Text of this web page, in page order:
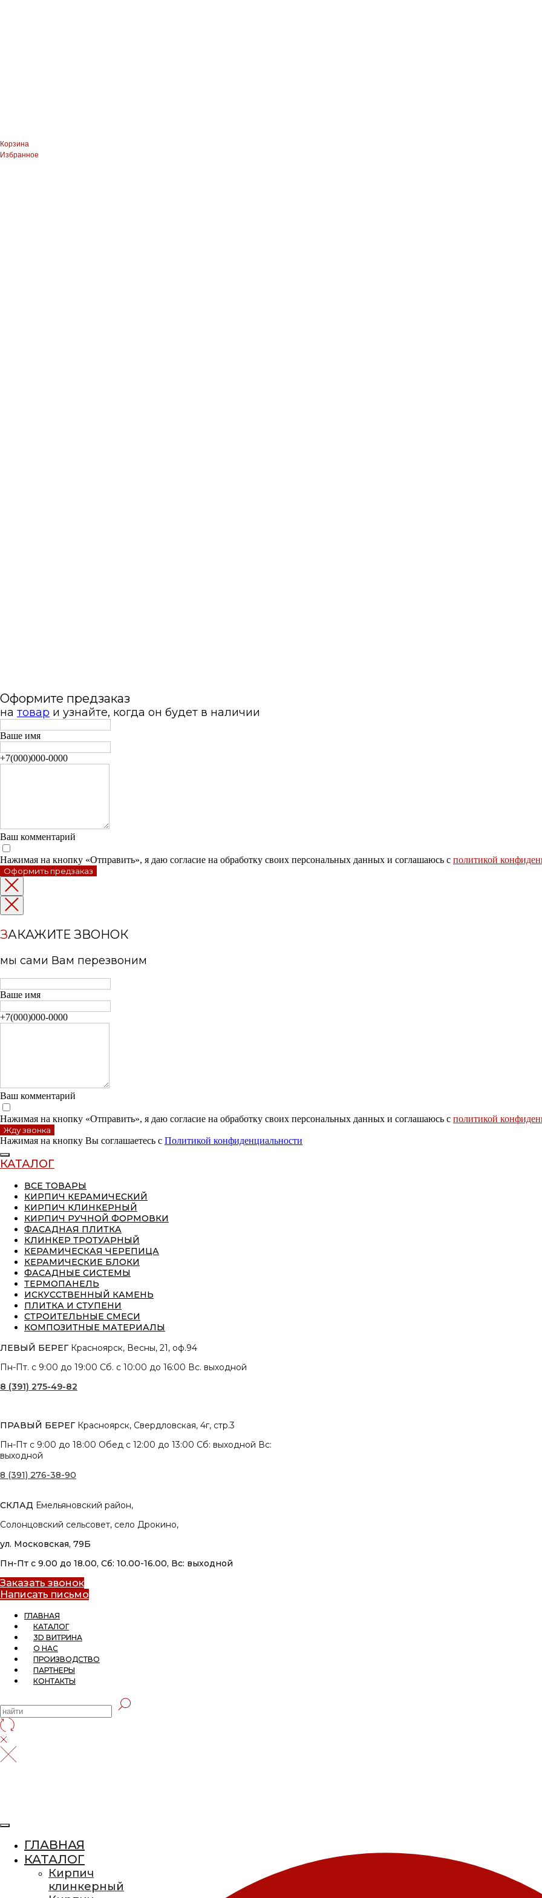
Корзина
Избранное
Оформите предзаказ
на товар и узнайте, когда он будет в наличии
Ваше имя
+7(000)000-0000
Ваш комментарий
Нажимая на кнопку «Отправить», я даю согласие на обработку своих персональных данных и соглашаюсь с политикой
Оформить предзаказ
ЗАКАЖИТЕ ЗВОНОК
мы сами Вам перезвоним
Ваше имя
+7(000)000-0000
Ваш комментарий
Нажимая на кнопку «Отправить», я даю согласие на обработку своих персональных данных и соглашаюсь с политикой
Жду звонка
Нажимая на кнопку Вы соглашаетесь с Политикой конфиденциальности
КАТАЛОГ
ВСЕ ТОВАРЫ
КИРПИЧ КЕРАМИЧЕСКИЙ
КИРПИЧ КЛИНКЕРНЫЙ
КИРПИЧ РУЧНОЙ ФОРМОВКИ
ФАСАДНАЯ ПЛИТКА
КЛИНКЕР ТРОТУАРНЫЙ
КЕРАМИЧЕСКАЯ ЧЕРЕПИЦА
КЕРАМИЧЕСКИЕ БЛОКИ
ФАСАДНЫЕ СИСТЕМЫ
ТЕРМОПАНЕЛЬ
ИСКУССТВЕННЫЙ КАМЕНЬ
ПЛИТКА И СТУПЕНИ
СТРОИТЕЛЬНЫЕ СМЕСИ
КОМПОЗИТНЫЕ МАТЕРИАЛЫ
ЛЕВЫЙ БЕРЕГ Красноярск, Весны, 21, оф.94
Пн-Пт. с 9:00 до 19:00 Сб. с 10:00 до 16:00 Вс. выходной
8 (391) 275-49-82
ПРАВЫЙ БЕРЕГ Красноярск, Свердловская, 4г, стр.3
Пн-Пт с 9:00 до 18:00 Обед с 12:00 до 13:00 Сб: выходной Вс:
выходной
8 (391) 276-38-90
СКЛАД Емельяновский район,
Солонцовский сельсовет, село Дрокино,
ул. Московская, 79Б
Пн-Пт с 9.00 до 18.00, Сб: 10.00-16.00, Вс: выходной
Заказать звонок
Написать письмо
ГЛАВНАЯ
КАТАЛОГ
3D ВИТРИНА
О НАС
ПРОИЗВОДСТВО
ПАРТНЕРЫ
КОНТАКТЫ
ГЛАВНАЯ
КАТАЛОГ
Кирпич
клинкерный